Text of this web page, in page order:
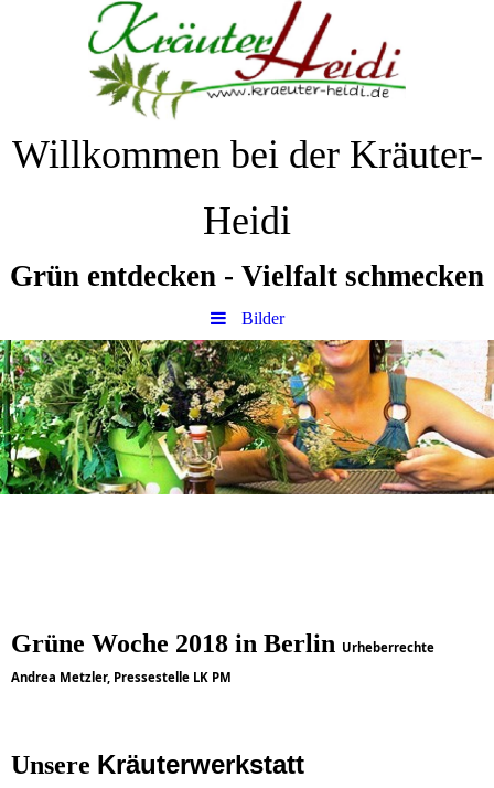
Willkommen bei der Kräuter-
Heidi
Grün entdecken - Vielfalt schmecken
Bilder
Grüne Woche 2018 in Berlin Urheberrechte
Andrea Metzler, Pressestelle LK PM
Unsere Kräuterwerkstatt